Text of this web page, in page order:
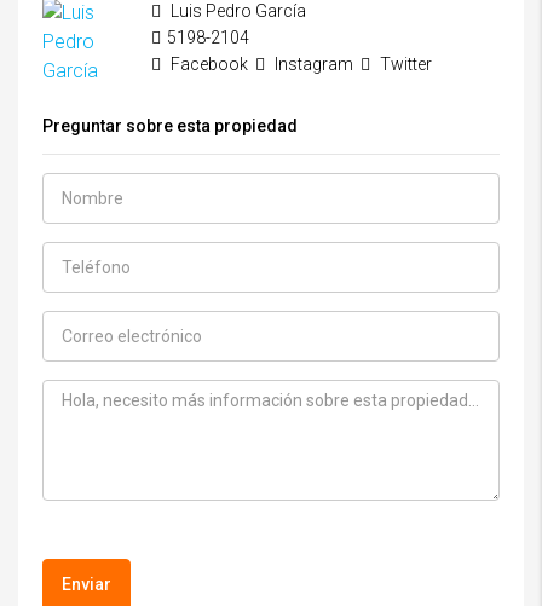
Luis Pedro García
5198-2104
Facebook
Instagram Twitter
Preguntar sobre esta propiedad